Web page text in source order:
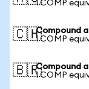
1 COMP
🇨🇭Compound
1 COMP
🇧🇷Compound
1 COMP